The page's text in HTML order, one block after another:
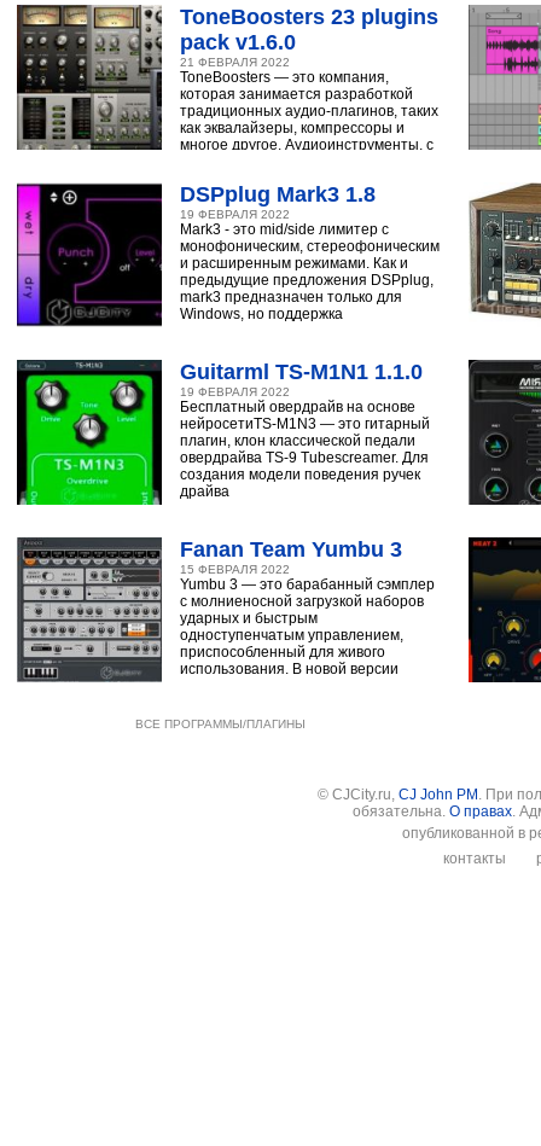
ToneBoosters 23 plugins
pack v1.6.0
21 ФЕВРАЛЯ 2022
ToneBoosters — это компания,
которая занимается разработкой
традиционных аудио-плагинов, таких
как эквалайзеры, компрессоры и
многое другое. Аудиоинструменты, с
DSPplug Mark3 1.8
19 ФЕВРАЛЯ 2022
Mark3 - это mid/side лимитер с
монофоническим, стереофоническим
и расширенным режимами. Как и
предыдущие предложения DSPplug,
mark3 предназначен только для
Windows, но поддержка
Guitarml TS-M1N1 1.1.0
19 ФЕВРАЛЯ 2022
Бесплатный овердрайв на основе
нейросетиTS-M1N3 — это гитарный
плагин, клон классической педали
овердрайва TS-9 Tubescreamer. Для
создания модели поведения ручек
драйва
Fanan Team Yumbu 3
15 ФЕВРАЛЯ 2022
Yumbu 3 — это барабанный сэмплер
с молниеносной загрузкой наборов
ударных и быстрым
одноступенчатым управлением,
приспособленный для живого
использования. В новой версии
ВСЕ ПРОГРАММЫ/ПЛАГИНЫ
© CJCity.ru, CJ John PM . При
обязательна. О правах.
опубликованной в
контакты